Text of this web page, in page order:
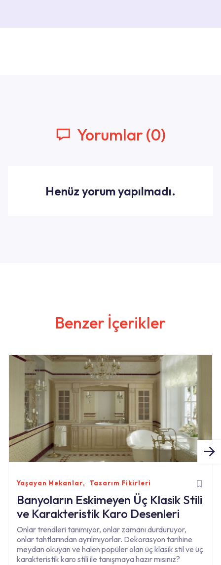
Yorumlar (0)
Henüz yorum yapılmadı.
Benzer İçerikler
Yaşayan Mekanlar Tasarım Fikirleri
Banyoların Eskimeyen Üç Klasik Stili
ve Karakteristik Karo Desenleri
Onlar trendleri tanımıyor, onlar zamanı durduruyor,
onlar tahtlarından ayrılmıyorlar. Dekorasyon tarihine
meydan okuyan ve halen popüler olan üç klasik stil ve üç
karakteristik karo stili ile tanışmaya hazır mısınız?